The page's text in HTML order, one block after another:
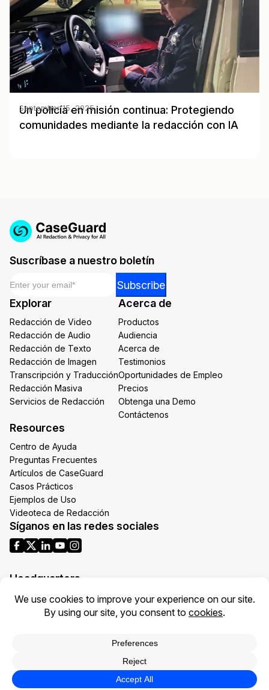
Un policía en misión continua: Protegiendo
comunidades mediante la redacción con IA
September 15, 2025
Suscríbase a nuestro boletín
Email
Subscribe
Explorar
Redacción de Video
Redacción de Audio
Redacción de Texto
Redacción de Imagen
Transcripción y Traducción
Redacción Masiva
Servicios de Redacción
Acerca de
Productos
Audiencia
Acerca de
Testimonios
Oportunidades de Empleo
Precios
Obtenga una Demo
Contáctenos
Resources
Centro de Ayuda
Preguntas Frecuentes
Artículos de CaseGuard
Casos Prácticos
Ejemplos de Uso
Videoteca de Redacción
Síganos en las redes sociales
Headquarters
1700 N Moore St Suite 1701
Arlington VA 22209
Política de Privacidad Condiciones de Uso